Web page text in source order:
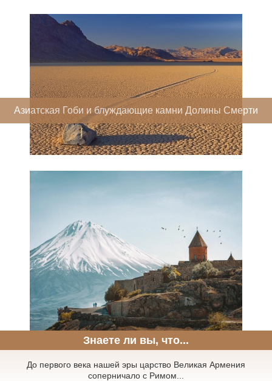
Азиатская Гоби и блуждающие камни Долины Смерти
Знаете ли вы, что...
До первого века нашей эры царство Великая Армения
соперничало с Римом...